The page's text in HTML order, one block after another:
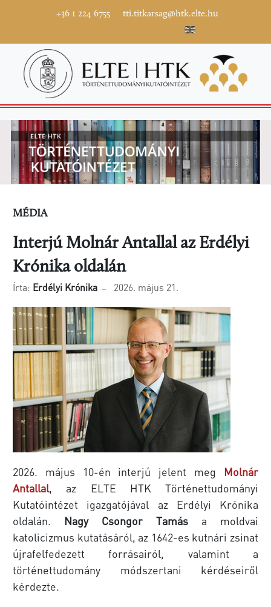
+36 1 224 6755 tti.titkarsag@htk.elte.hu
MÉDIA
Interjú Molnár Antallal az Erdélyi
Krónika oldalán
Írta: Erdélyi Krónika 2026. május 21.
2026. május 10-én interjú jelent meg Molnár
Antallal, az ELTE HTK Történettudományi
Kutatóintézet igazgatójával az Erdélyi Krónika
oldalán. Nagy Csongor Tamás a moldvai
katolicizmus kutatásáról, az 1642-es kutnári zsinat
újrafelfedezett forrásairól, valamint a
történettudomány módszertani kérdéseiről
kérdezte.